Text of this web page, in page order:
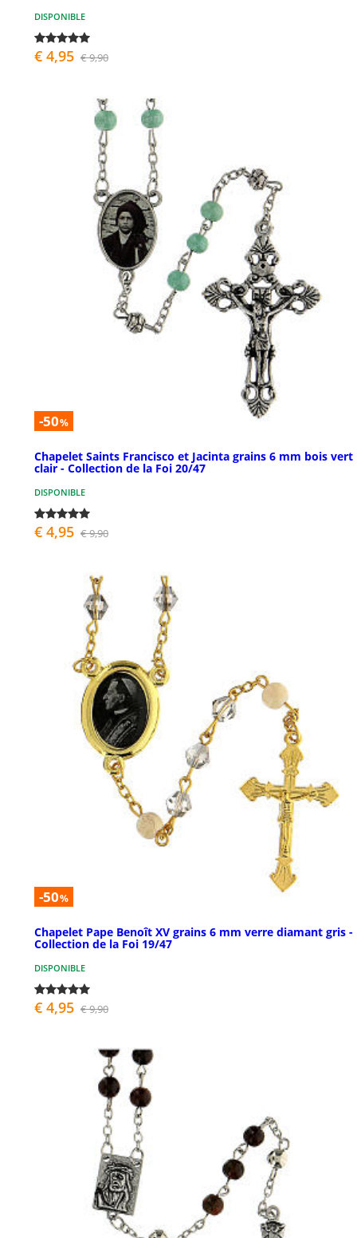
DISPONIBLE
€ 4,95 € 9,90
-50%
Chapelet Saints Francisco et Jacinta grains 6 mm bois vert
clair - Collection de la Foi 20/47
DISPONIBLE
€ 4,95 € 9,90
-50%
Chapelet Pape Benoît XV grains 6 mm verre diamant gris -
Collection de la Foi 19/47
DISPONIBLE
€ 4,95 € 9,90